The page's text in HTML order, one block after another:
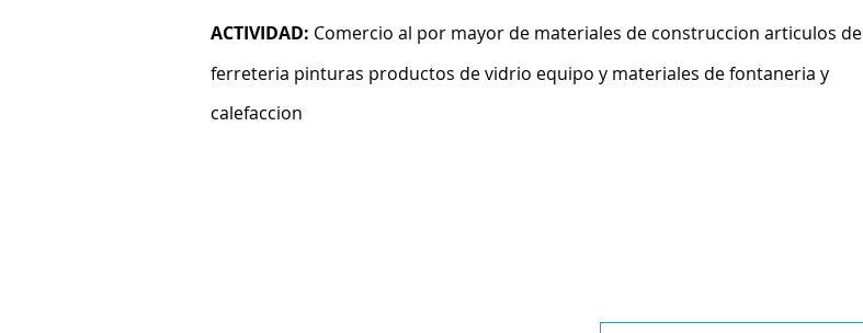
ACTIVIDAD: Comercio al por mayor de materiales de construccion articulos de
ferreteria pinturas productos de vidrio equipo y materiales de fontaneria y
calefaccion